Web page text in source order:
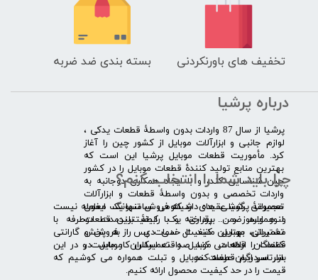
تخفیف های باورنکردنی بسته بندی ضد ضربه
درباره پرشیا
​پرشیا از سال 87 واردات بدون واسطۀ قطعات یدکی ،
لوازم جانبی و ابزارآلات موبایل از کشور چین را آغاز
کرد. مأموریت قطعات موبایل پرشیا این است که
بهترین منابع تولید کنندۀ قطعات موبایل را در کشور
چین شناسایی کند، و با ایجاد همکاری دوجانبه به
واردات تخصصی و بدون واسطۀ قطعات و ابزارآلات
تعمیراتی گوشی های شیائومی سامسونگ ایفون
لنوو ایسوز و .... پرداخته و با کیفیت­ترین قطعات
تعمیراتی موبایل مانند ال سی دی را به پخش
کنندگان قطعات موبایل و تعمیرکاران موبایل در
سرتاسر ایران عرضه کند.
چرا باید شما را انتخاب کنم؟
​​ ​مجموعۀ پرشیا عقیده دارد که فروش تنها یک معامله نیست
و همواره ضمن برقراری یک رابطۀ بلندمدت دوطرفه با
مشتریان، بهترین کیفیت خدمات پس از فروش و گارانتی
قطعات را ارائه می­ کند. صداقت اساس کار ماست و در این
بازار سردرگم قطعات موبایل و تبلت همواره می کوشیم که
قیمت را در حد کیفیت محصول ارائه کنیم.